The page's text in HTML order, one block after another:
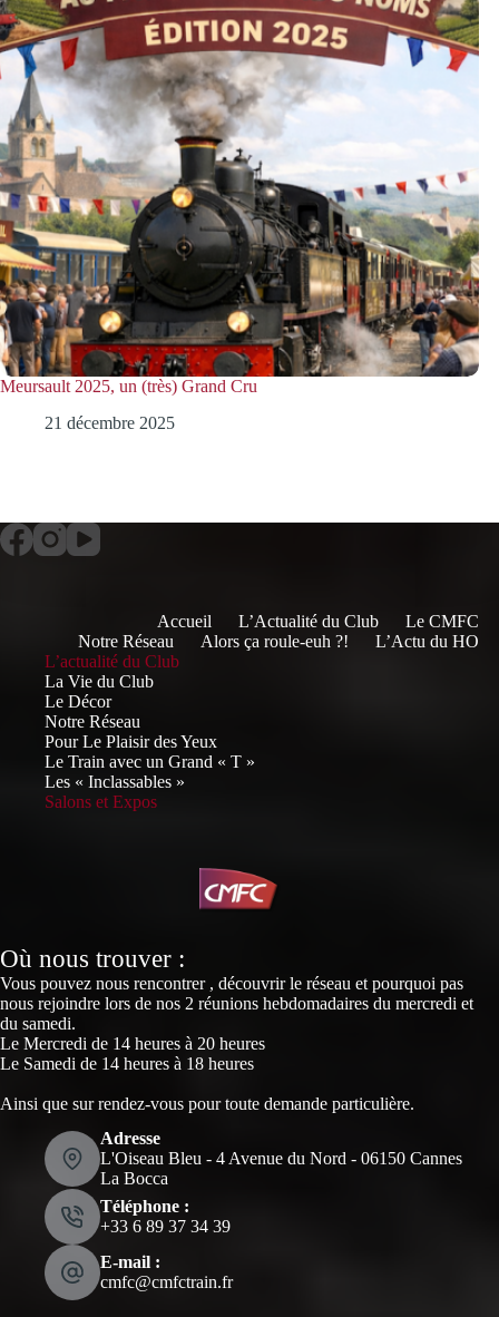
Meursault 2025, un (très) Grand Cru
21 décembre 2025
Accueil L’Actualité du Club
Le CMFC
Notre Réseau
Alors ça roule-euh ?!
L’Actu du HO
L’actualité du Club
La Vie du Club
Le Décor
Notre Réseau
Pour Le Plaisir des Yeux
Le Train avec un Grand « T »
Les « Inclassables »
Salons et Expos
Où nous trouver :
Vous pouvez nous rencontrer , découvrir le réseau et pourquoi pas
nous rejoindre lors de nos 2 réunions hebdomadaires du mercredi et
du samedi.
Le Mercredi de 14 heures à 20 heures
Le Samedi de 14 heures à 18 heures
Ainsi que sur rendez-vous pour toute demande particulière.
Adresse
L'Oiseau Bleu - 4 Avenue du Nord - 06150 Cannes
La Bocca
Téléphone :
‭+33 6 89 37 34 39‬
E-mail :
cmfc@cmfctrain.fr